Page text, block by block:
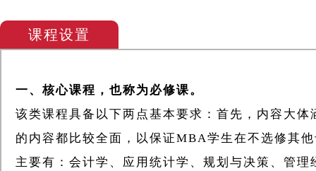
课程设置
一、核心课程，也称为必修课。
该类课程具备以下两点基本要求：首先，内容大
的内容都比较全面，以保证MBA学生在不选修其
主要有：会计学、应用统计学、规划与决策、管